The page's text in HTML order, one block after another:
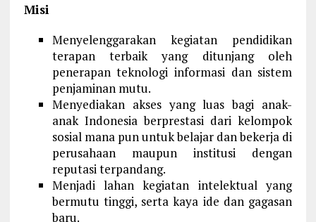
Misi
Menyelenggarakan kegiatan pendidikan
terapan terbaik yang ditunjang oleh
penerapan teknologi informasi dan sistem
penjaminan mutu.
Menyediakan akses yang luas bagi anak-
anak Indonesia berprestasi dari kelompok
sosial mana pun untuk belajar dan bekerja di
perusahaan maupun institusi dengan
reputasi terpandang.
Menjadi lahan kegiatan intelektual yang
bermutu tinggi, serta kaya ide dan gagasan
baru.